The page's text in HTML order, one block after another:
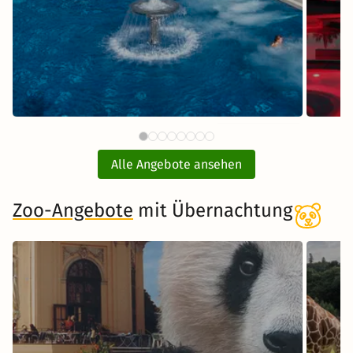
ab97 €
Börde Therme mit
Übernachtung
inkl. Übernachtung und Frühstück
Alle Angebote ansehen
Zoo-Angebote mit Übernachtung